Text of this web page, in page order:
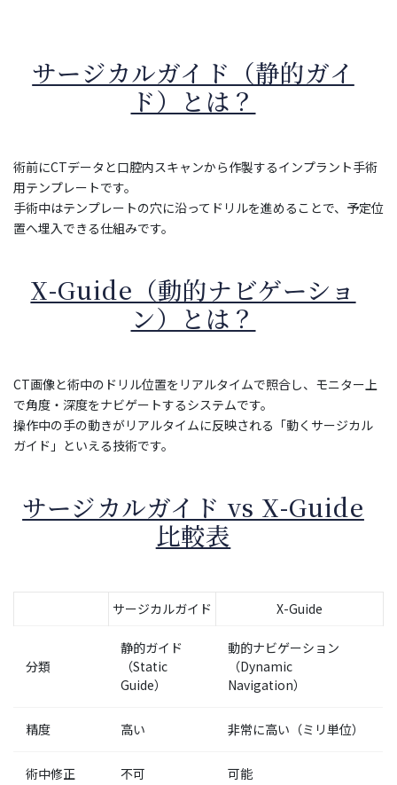
サージカルガイド（静的ガイ
ド）とは？
術前にCTデータと口腔内スキャンから作製するインプラント手術
用テンプレートです。
手術中はテンプレートの穴に沿ってドリルを進めることで、予定位
置へ埋入できる仕組みです。
X-Guide（動的ナビゲーショ
ン）とは？
CT画像と術中のドリル位置をリアルタイムで照合し、モニター上
で角度・深度をナビゲートするシステムです。
操作中の手の動きがリアルタイムに反映される「動くサージカル
ガイド」といえる技術です。
サージカルガイド vs X-Guide
比較表
サージカルガイド X-Guide
分類
静的ガイド
（Static
Guide）
動的ナビゲーション
（Dynamic
Navigation）
精度 高い 非常に高い（ミリ単位）
術中修正 不可 可能